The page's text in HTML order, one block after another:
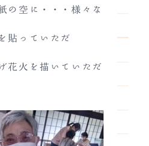
の空に・・・様々な
貼っていただ
花火を描いていただ